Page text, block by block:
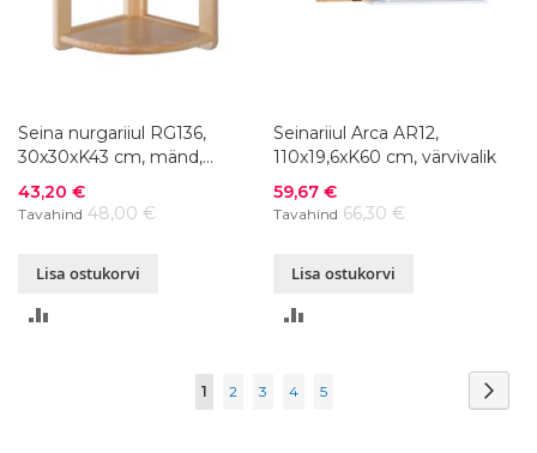
Seina nurgariiul RG136,
30x30xK43 cm, mänd,
värvivalik
Soodushind
43,20 €
Tavahind 48,00 €
Lisa ostukorvi
Seinariiul Arca AR12,
110x19,6xK60 cm, värvivalik
Soodushind
59,67 €
Tavahind 66,30 €
Lisa ostukorvi
Page
You're
1 Page
2 Page
3 Page
4 Page
5